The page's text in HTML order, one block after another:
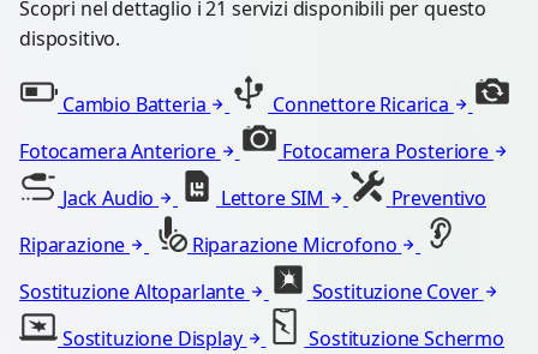
Scopri nel dettaglio i 21 servizi disponibili per questo
dispositivo.
Cambio Batteria
Connettore Ricarica
Fotocamera Anteriore
Fotocamera Posteriore
Jack Audio
Lettore SIM
Preventivo
Riparazione
Riparazione Microfono
Sostituzione Altoparlante
Sostituzione Cover
Sostituzione Display
Sostituzione Schermo